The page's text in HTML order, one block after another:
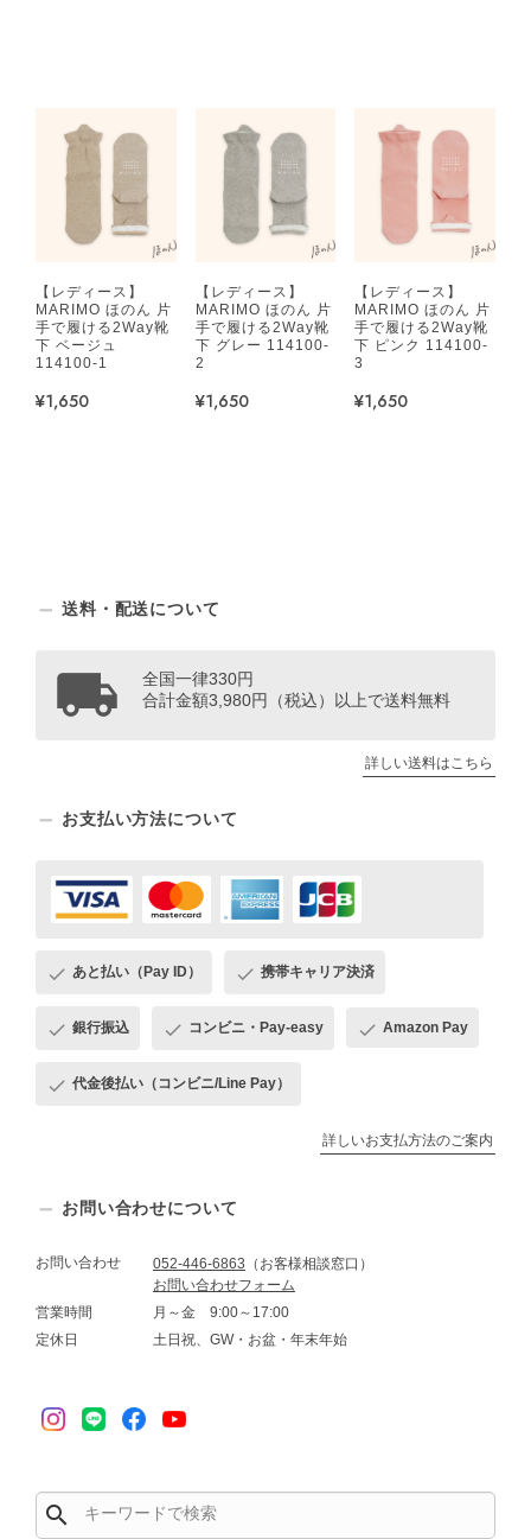
【レディース】
MARIMO ほのん 片
手で履ける2Way靴
下 ベージュ
114100-1
¥1,650
【レディース】
MARIMO ほのん 片
手で履ける2Way靴
下 グレー 114100-
2
¥1,650
【レディース】
MARIMO ほのん 片
手で履ける2Way靴
下 ピンク 114100-
3
¥1,650
送料・配送について
全国一律330円
合計金額3,980円（税込）以上で送料無料
詳しい送料はこちら
お支払い方法について
あと払い（Pay ID） 携帯キャリア決済
銀行振込 コンビニ・Pay-easy Amazon Pay
代金後払い（コンビニ/Line Pay）
詳しいお支払方法のご案内
お問い合わせについて
お問い合わせ 052-446-6863 （お客様相談窓口）
お問い合わせフォーム
営業時間
月～金 9:00～17:00
定休日
土日祝、GW・お盆・年末年始
search